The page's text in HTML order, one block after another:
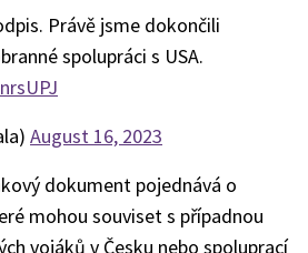
Právě jsme dokončili
spolupráci s USA.
August 16, 2023
dokument pojednává o
mohou souviset s případnou
vojáků v Česku nebo spoluprací